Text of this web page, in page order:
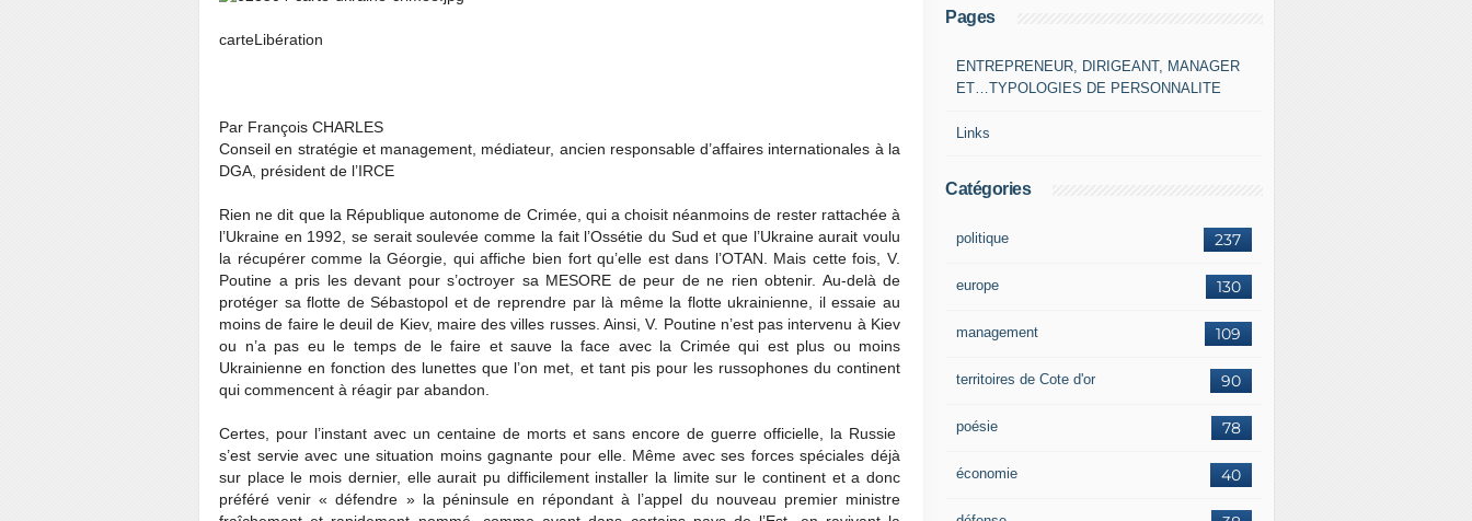
carteLibération
Par François CHARLES
Conseil en stratégie et management, médiateur, ancien responsable d’affaires internationales à la
DGA, président de l’IRCE
Rien ne dit que la République autonome de Crimée, qui a choisit néanmoins de rester rattachée à
l’Ukraine en 1992, se serait soulevée comme la fait l’Ossétie du Sud et que l’Ukraine aurait voulu
la récupérer comme la Géorgie, qui affiche bien fort qu’elle est dans l’OTAN. Mais cette fois, V.
Poutine a pris les devant pour s’octroyer sa MESORE de peur de ne rien obtenir. Au-delà de
protéger sa flotte de Sébastopol et de reprendre par là même la flotte ukrainienne, il essaie au
moins de faire le deuil de Kiev, maire des villes russes. Ainsi, V. Poutine n’est pas intervenu à Kiev
ou n’a pas eu le temps de le faire et sauve la face avec la Crimée qui est plus ou moins
Ukrainienne en fonction des lunettes que l’on met, et tant pis pour les russophones du continent
qui commencent à réagir par abandon.
Certes, pour l’instant avec un centaine de morts et sans encore de guerre officielle, la Russie
s’est servie avec une situation moins gagnante pour elle. Même avec ses forces spéciales déjà
sur place le mois dernier, elle aurait pu difficilement installer la limite sur le continent et a donc
préféré venir « défendre » la péninsule en répondant à l’appel du nouveau premier ministre
Pages
ENTREPRENEUR, DIRIGEANT, MANAGER
ET…TYPOLOGIES DE PERSONNALITE
Links
Catégories
237
politique
130
europe
109
management
90
territoires de Cote d'or
78
poésie
40
économie